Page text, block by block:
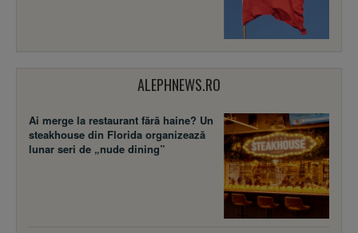
ALEPHNEWS.RO
Ai merge la restaurant fără haine? Un
steakhouse din Florida organizează
lunar seri de „nude dining”